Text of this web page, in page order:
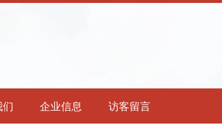
们 企业信息 访客留言